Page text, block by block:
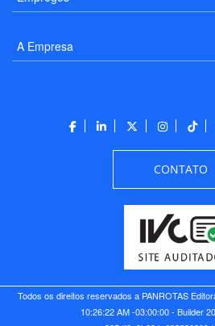
A Empresa
CONTATO
Todos os direitos reservados a PANROTAS
10:26:22 AM -03:00:00 - Builder